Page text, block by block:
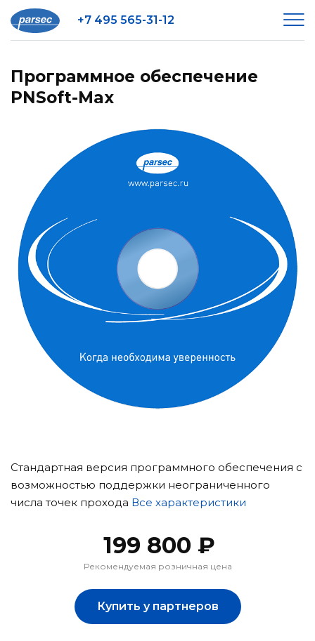
+7 495 565-31-12
Программное обеспечение
PNSoft-Max
Стандартная версия программного обеспечения с
возможностью поддержки неограниченного
числа точек прохода Все характеристики
199 800 ₽
Рекомендуемая розничная цена
Купить у партнеров